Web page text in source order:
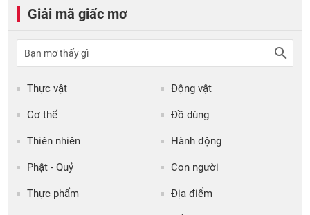
Giải mã giấc mơ
Thực vật Động vật
Cơ thể Đồ dùng
Thiên nhiên Hành động
Phật - Quỷ Con người
Thực phẩm Địa điểm